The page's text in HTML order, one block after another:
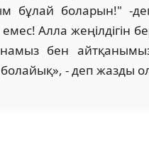
бұлай боларын!" -
Алла жеңілдігін
бен
- деп жазды